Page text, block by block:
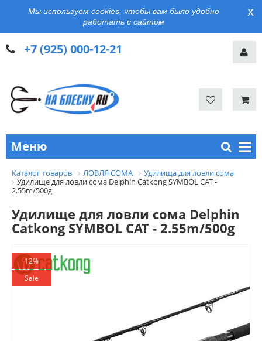
Мы используем cookies, чтобы вам было удобно
работать с сайтом
x
+7 (925) 000-12-21
Меню
Каталог товаров ЛОВЛЯ СОМА
Удилища для ловли сома
Удилище для ловли сома Delphin Catkong SYMBOL CAT -
2.55m/500g
Удилище для ловли сома Delphin
Catkong SYMBOL CAT - 2.55m/500g
12%
Sale